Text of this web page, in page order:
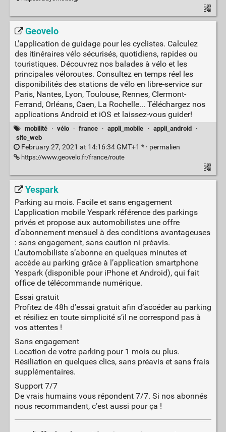
Geovelo
L'application de guidage pour les cyclistes. Calculez
des itinéraires vélo sécurisés, quotidiens, rapides ou
touristiques. Découvrez nos balades à vélo et les
principales véloroutes. Consultez en temps réel les
disponibilités des stations de vélo en libre-service sur
Paris, Nantes, Lyon, Toulouse, Rennes, Clermont-
Ferrand, Orléans, Caen, La Rochelle... Téléchargez nos
applications Android et iOS et laissez-vous guider!
mobilité · vélo · france · appli_mobile · appli_android
·
site_web
February 27, 2021 at 14:16:34 GMT+1 * · permalien
https://www.geovelo.fr/france/route
Yespark
Parking au mois. Facile et sans engagement
L’application mobile Yespark référence des parkings
privés et propose aux automobilistes une offre
d’abonnement mensuel à des conditions avantageuses
: sans engagement, sans caution ni préavis.
L’automobiliste s’abonne en quelques minutes et
accède au parking grâce à l’application smartphone
Yespark (disponible pour iPhone et Android), qui fait
office de télécommande numérique.
Essai gratuit
Profitez de 48h d’essai gratuit afin d’accéder au parking
et résiliez en toute simplicité s’il ne correspond pas à
vos attentes !
Sans engagement
Location de votre parking pour 1 mois ou plus.
Résiliation en quelques clics, sans préavis et sans frais
supplémentaires.
Support 7/7
De vrais humains vous répondent 7/7. Si nos abonnés
nous recommandent, c’est aussi pour ça !